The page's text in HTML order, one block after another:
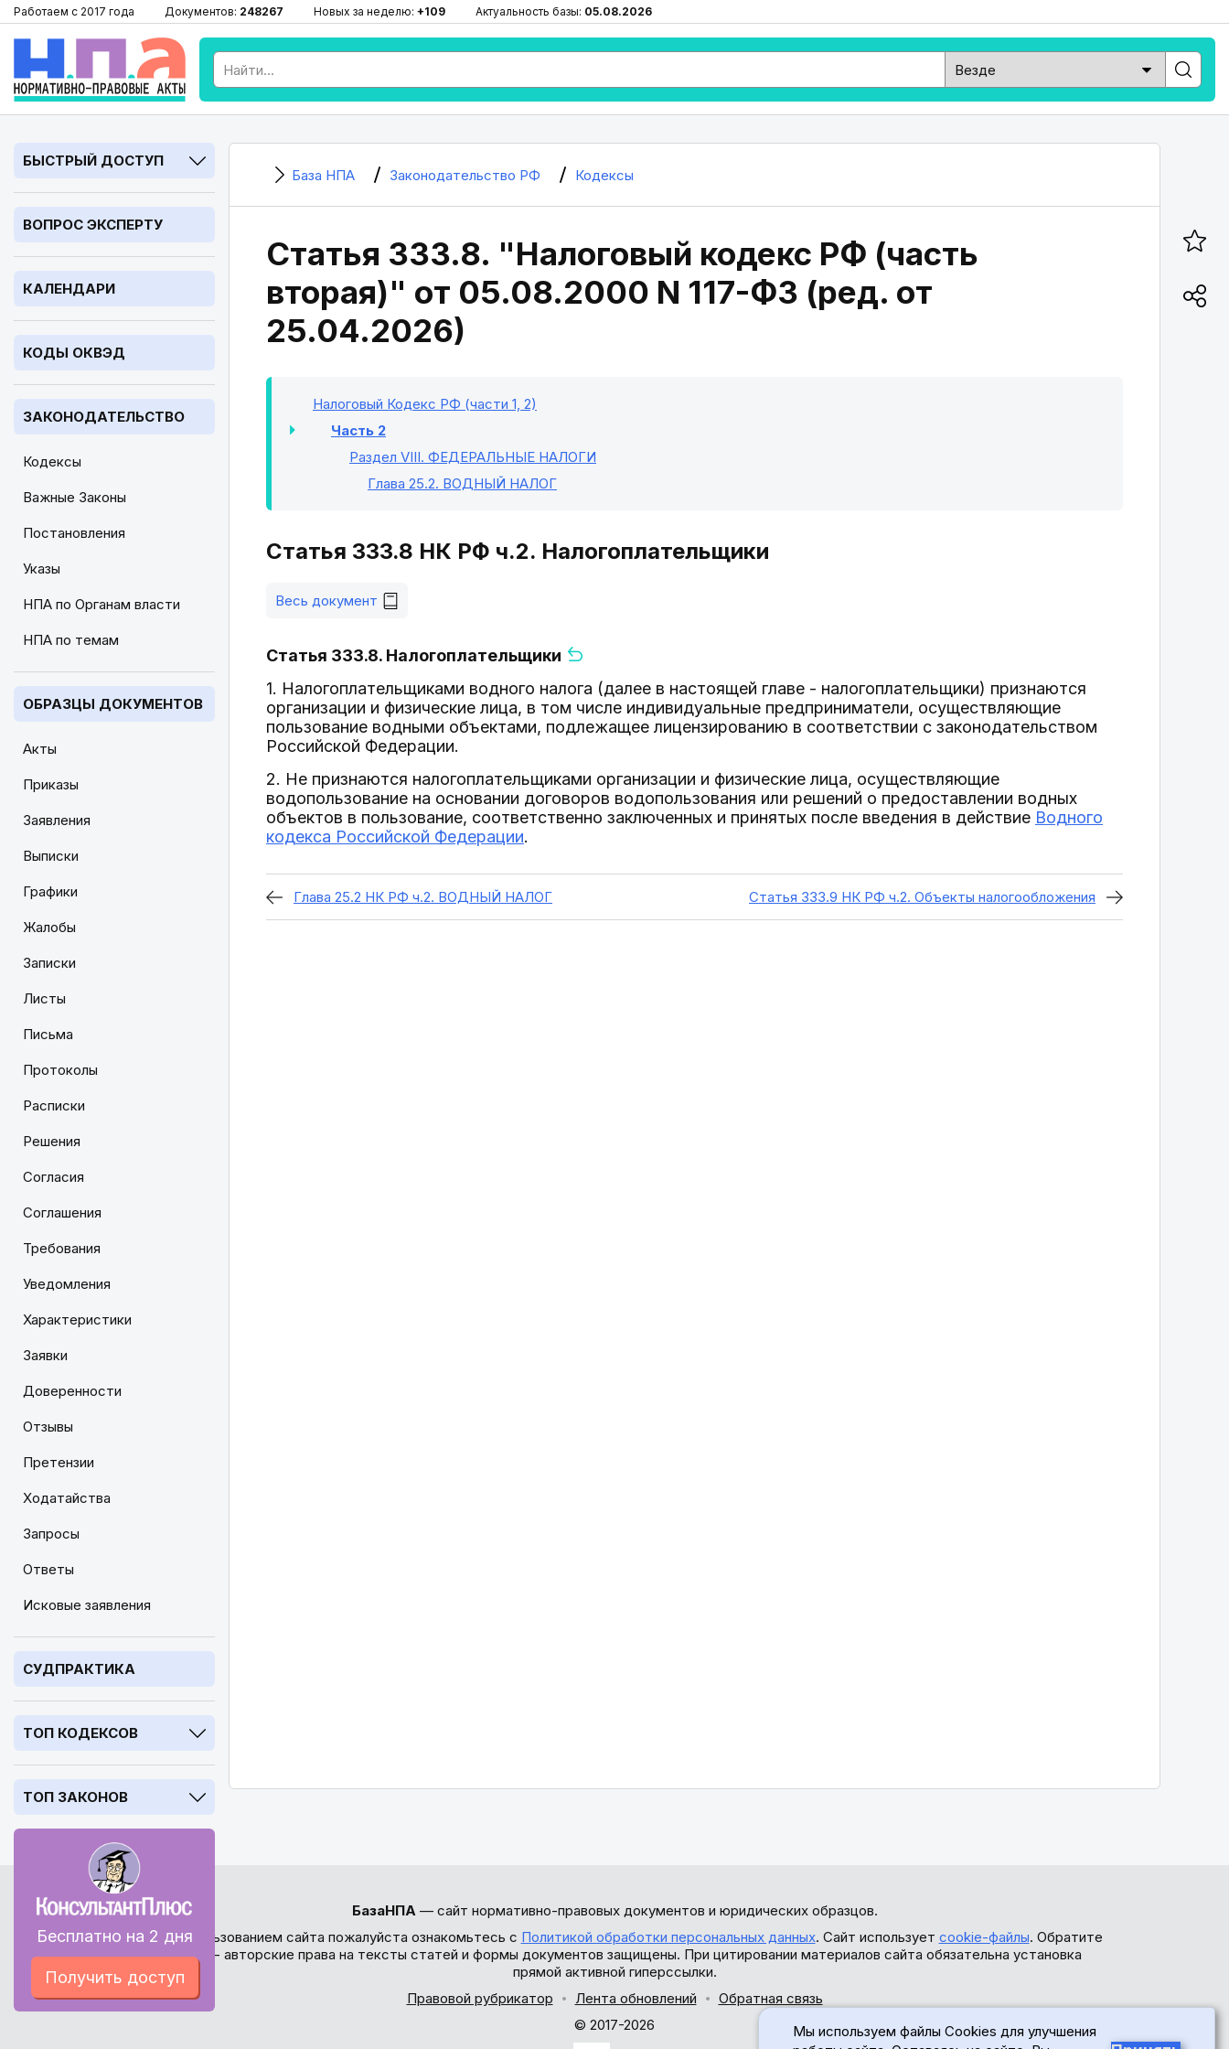
Работаем с 2017 года Документов: 248267 Новых за неделю: +109 Актуальность базы: 05.08.2026
БЫСТРЫЙ ДОСТУП
ВОПРОС ЭКСПЕРТУ
КАЛЕНДАРИ
КОДЫ ОКВЭД
ЗАКОНОДАТЕЛЬСТВО
Кодексы
Важные Законы
Постановления
Указы
НПА по Органам власти
НПА по темам
ОБРАЗЦЫ ДОКУМЕНТОВ
Акты
Приказы
Заявления
Выписки
Графики
Жалобы
Записки
Листы
Письма
Протоколы
Расписки
Решения
Согласия
Соглашения
Требования
Уведомления
Характеристики
Заявки
Доверенности
Отзывы
Претензии
Ходатайства
Запросы
Ответы
Исковые заявления
СУДПРАКТИКА
ТОП КОДЕКСОВ
ТОП ЗАКОНОВ
Бесплатно на 2 дня
Получить доступ
База НПА Законодательство РФ Кодексы
Статья 333.8. "Налоговый кодекс РФ (часть
вторая)" от 05.08.2000 N 117-ФЗ (ред. от
25.04.2026)
Налоговый Кодекс РФ (части 1, 2)
Часть 2
Раздел VIII. ФЕДЕРАЛЬНЫЕ НАЛОГИ
Глава 25.2. ВОДНЫЙ НАЛОГ
Статья 333.8 НК РФ ч.2. Налогоплательщики
Весь документ
Статья 333.8. Налогоплательщики
1. Налогоплательщиками водного налога (далее в настоящей главе - налогоплательщики) признаются
организации и физические лица, в том числе индивидуальные предприниматели, осуществляющие
пользование водными объектами, подлежащее лицензированию в соответствии с законодательством
Российской Федерации.
2. Не признаются налогоплательщиками организации и физические лица, осуществляющие
водопользование на основании договоров водопользования или решений о предоставлении водных
объектов в пользование, соответственно заключенных и принятых после введения в действие Водного
кодекса Российской Федерации.
Глава 25.2 НК РФ ч.2. ВОДНЫЙ НАЛОГ Статья 333.9 НК РФ ч.2. Объекты налогообложения
БазаНПА— сайт нормативно-правовых документов и юридических образцов.
Перед использованием сайта пожалуйста ознакомьтесь с Политикой обработки персональных данных. Сайт использует cookie-файлы. Обратите
внимание - авторские права на тексты статей и формы документов защищены. При цитировании материалов сайта обязательна установка
прямой активной гиперссылки.
Правовой рубрикатор
Лента обновлений
Обратная связь
© 2017-2026
Мы используем файлы Cookies для улучшения